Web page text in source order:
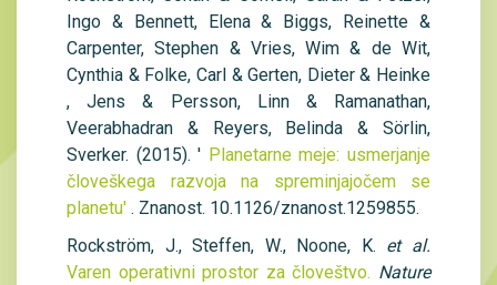
Ingo & Bennett, Elena & Biggs, Reinette &
Carpenter, Stephen & Vries, Wim & de Wit,
Cynthia & Folke, Carl & Gerten, Dieter & Heinke
, Jens & Persson, Linn & Ramanathan,
Veerabhadran & Reyers, Belinda & Sörlin,
Sverker. (2015). ' Planetarne meje: usmerjanje
človeškega razvoja na spreminjajočem se
planetu' . Znanost. 10.1126/znanost.1259855.
Rockström, J., Steffen, W., Noone, K. et al.
Varen operativni prostor za človeštvo. Nature